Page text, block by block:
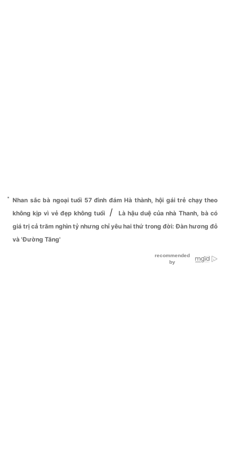
Nhan sắc bà ngoại tuổi 57 đình đám Hà thành, hội gái trẻ chạy theo
không kịp vì vẻ đẹp không tuổi
/
Là hậu duệ của nhà Thanh, bà có
giá trị cả trăm nghìn tỷ nhưng chỉ yêu hai thứ trong đời: Đàn hương đỏ
và 'Đường Tăng'